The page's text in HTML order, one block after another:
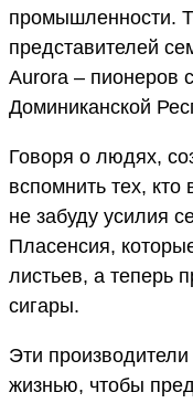
промышленности.
представителей
Aurora – пионеров
Доминиканской
Говоря о людях,
вспомнить тех,
не забуду усилия
Пласенсия,
листьев, а теперь
сигары.
Эти
жизнью, чтобы